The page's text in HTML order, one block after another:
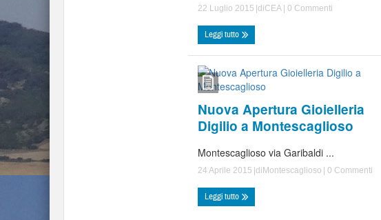
22 Luglio 2015 |diCEA 0 Commenti
Leggi tutto
Nuova Apertura Gioielleria
Digilio a Montescaglioso
Montescaglioso via Garibaldi ...
24 Aprile 2015 |di Montescaglioso 0 Commenti
Leggi tutto